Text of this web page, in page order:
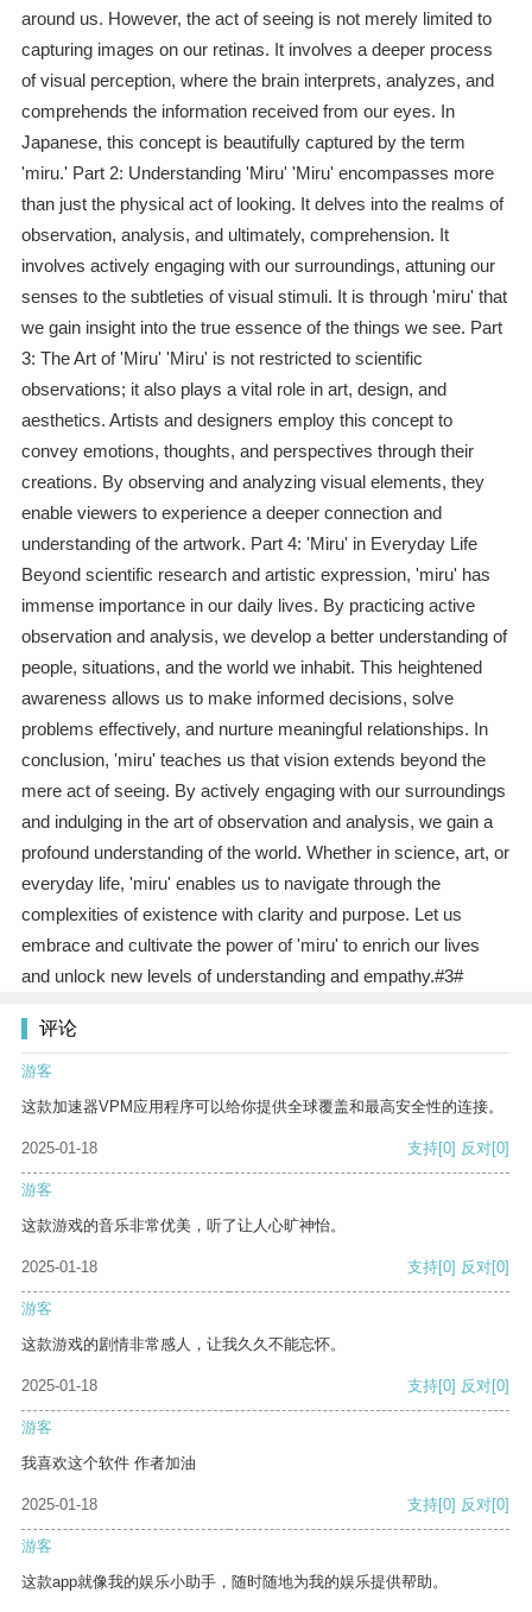
around us. However, the act of seeing is not merely limited to
capturing images on our retinas. It involves a deeper process
of visual perception, where the brain interprets, analyzes, and
comprehends the information received from our eyes. In
Japanese, this concept is beautifully captured by the term
'miru.' Part 2: Understanding 'Miru' 'Miru' encompasses more
than just the physical act of looking. It delves into the realms of
observation, analysis, and ultimately, comprehension. It
involves actively engaging with our surroundings, attuning our
senses to the subtleties of visual stimuli. It is through 'miru' that
we gain insight into the true essence of the things we see. Part
3: The Art of 'Miru' 'Miru' is not restricted to scientific
observations; it also plays a vital role in art, design, and
aesthetics. Artists and designers employ this concept to
convey emotions, thoughts, and perspectives through their
creations. By observing and analyzing visual elements, they
enable viewers to experience a deeper connection and
understanding of the artwork. Part 4: 'Miru' in Everyday Life
Beyond scientific research and artistic expression, 'miru' has
immense importance in our daily lives. By practicing active
observation and analysis, we develop a better understanding of
people, situations, and the world we inhabit. This heightened
awareness allows us to make informed decisions, solve
problems effectively, and nurture meaningful relationships. In
conclusion, 'miru' teaches us that vision extends beyond the
mere act of seeing. By actively engaging with our surroundings
and indulging in the art of observation and analysis, we gain a
profound understanding of the world. Whether in science, art, or
everyday life, 'miru' enables us to navigate through the
complexities of existence with clarity and purpose. Let us
embrace and cultivate the power of 'miru' to enrich our lives
and unlock new levels of understanding and empathy.#3#
评论
游客
这款加速器VPM应用程序可以给你提供全球覆盖和最高安全性的连接。
2025-01-18 支持[0] 反对[0]
游客
这款游戏的音乐非常优美，听了让人心旷神怡。
2025-01-18 支持[0] 反对[0]
游客
这款游戏的剧情非常感人，让我久久不能忘怀。
2025-01-18 支持[0] 反对[0]
游客
我喜欢这个软件 作者加油
2025-01-18 支持[0] 反对[0]
游客
这款app就像我的娱乐小助手，随时随地为我的娱乐提供帮助。